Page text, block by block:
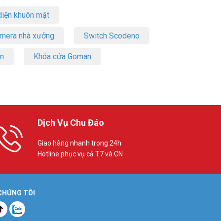
khuôn mặt
nhà xưởng Switch Scodeno
Khóa cửa Goman
Dịch Vụ Chu Đáo
Giao hàng nhanh trong 24h
Hotline phục vụ cả T7 và CN
TÔI